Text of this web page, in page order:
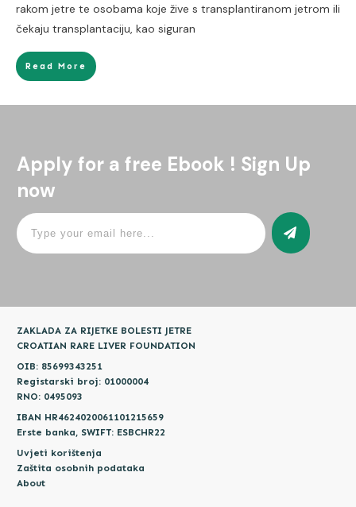
rakom jetre te osobama koje žive s transplantiranom jetrom ili
čekaju transplantaciju, kao siguran
Read More
Apply for a free Ebook ! Sign Up
now
ZAKLADA ZA RIJETKE BOLESTI JETRE
CROATIAN RARE LIVER FOUNDATION
OIB: 85699343251
Registarski broj: 01000004
RNO: 0495093
IBAN HR4624020061101215659
Erste banka, SWIFT: ESBCHR22
Uvjeti korištenja
Zaštita osobnih podataka
About